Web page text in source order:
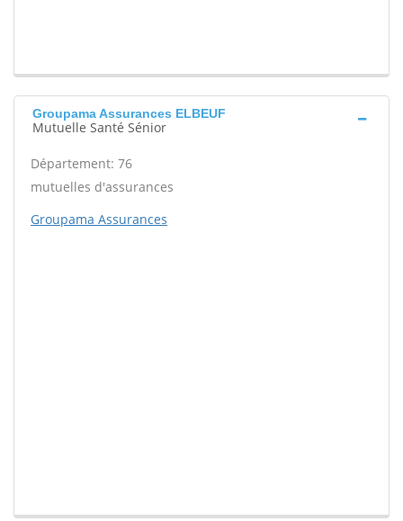
Groupama Assurances ELBEUF
Mutuelle Santé Sénior
Département: 76
mutuelles d'assurances
Groupama Assurances